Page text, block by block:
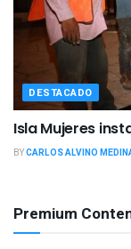
DESTACADO
Isla Mujeres
BYCARLOS ALVINO
Premium